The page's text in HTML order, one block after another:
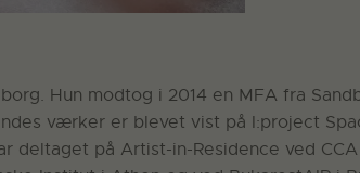
Hun modtog i 2014 en MFA fra
værker er blevet vist på I:project
deltaget på Artist-in-Residence ved
Institut i Athen og ved BukarestAIR i